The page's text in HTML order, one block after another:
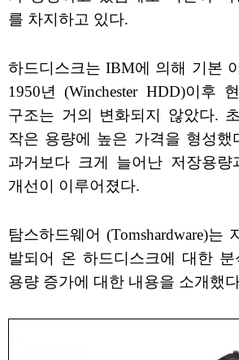
를 차지하고 있다.
하드디스크는 IBM에 의해 기본
1950년 (Winchester HDD)이후
구조는 거의 변화되지 않았다.
작은 용량에 높은 가격을 형성했
과거보다 크게 늘어난 저장용
개선이 이루어졌다.
탐스하드웨어 (Tomshardware)는
발되어 온 하드디스크에 대한
용량 증가에 대한 내용을 소개했